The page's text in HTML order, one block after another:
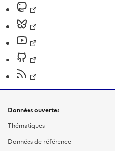
Données ouvertes
Thématiques
Données de référence